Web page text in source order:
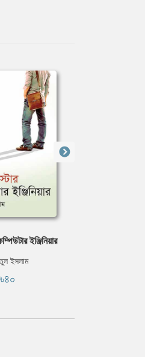
ইঞ্জিনিয়ার
ইসলাম
৳৪০